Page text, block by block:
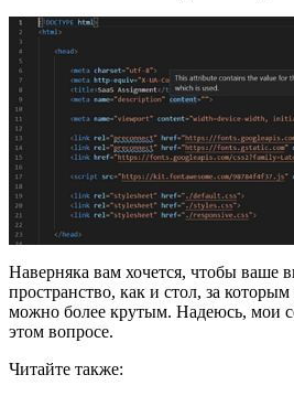
Наверняка вам хочется, чтобы ваше
пространство, как и стол, за
можно более крутым. Надеюсь, мои
этом вопросе.
Читайте также: